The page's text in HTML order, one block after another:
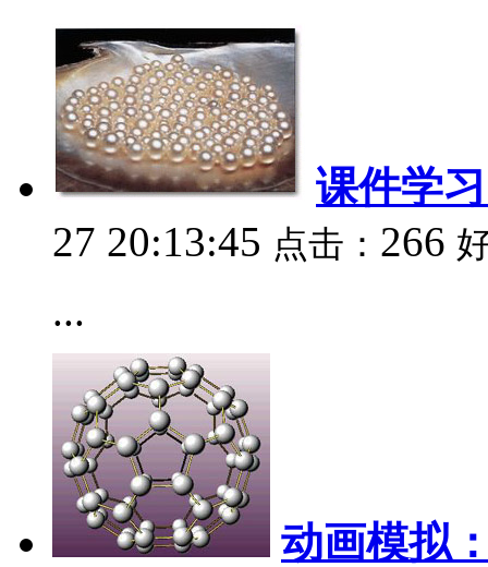
课件学
27 20:13:45 点击： 266
...
动画模拟